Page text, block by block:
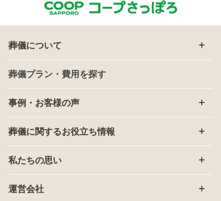
葬儀について
葬儀プラン・費用を探す
事例・お客様の声
葬儀に関するお役立ち情報
私たちの思い
運営会社